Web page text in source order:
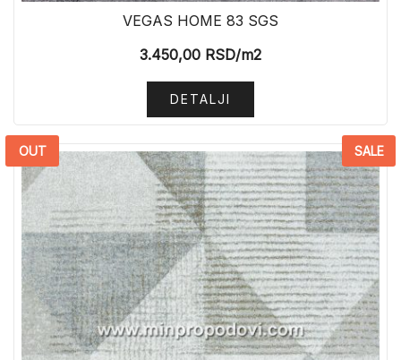
VEGAS HOME 83 SGS
3.450,00 RSD/m2
DETALJI
OUT SALE